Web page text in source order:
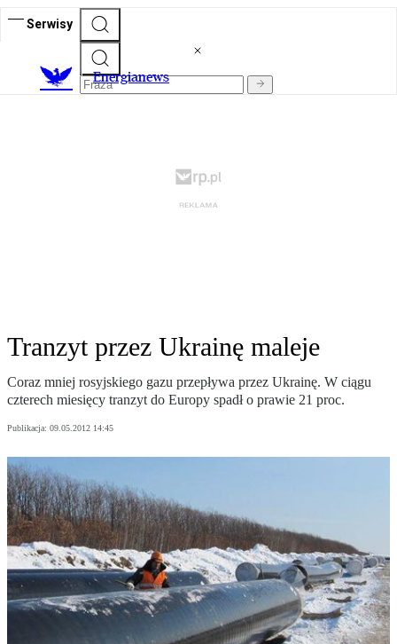
Serwisy
Energianews
Tranzyt przez Ukrainę maleje
Coraz mniej rosyjskiego gazu przepływa przez Ukrainę. W ciągu
czterech miesięcy tranzyt do Europy spadł o prawie 21 proc.
Publikacja: 09.05.2012 14:45